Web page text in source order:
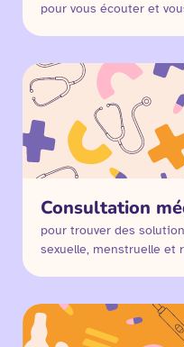
pour vous écouter et
Consultation
pour trouver des
sexuelle, menstruelle et